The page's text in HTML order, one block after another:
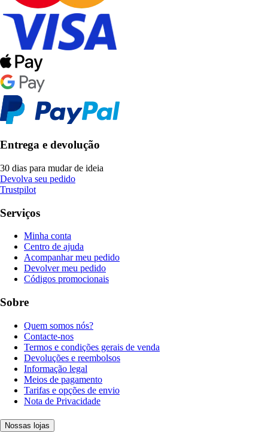
Entrega e devolução
30 dias para mudar de ideia
Devolva seu pedido
Trustpilot
Serviços
Minha conta
Centro de ajuda
Acompanhar meu pedido
Devolver meu pedido
Códigos promocionais
Sobre
Quem somos nós?
Contacte-nos
Termos e condições gerais de venda
Devoluções e reembolsos
Informação legal
Meios de pagamento
Tarifas e opções de envio
Nota de Privacidade
Nossas lojas